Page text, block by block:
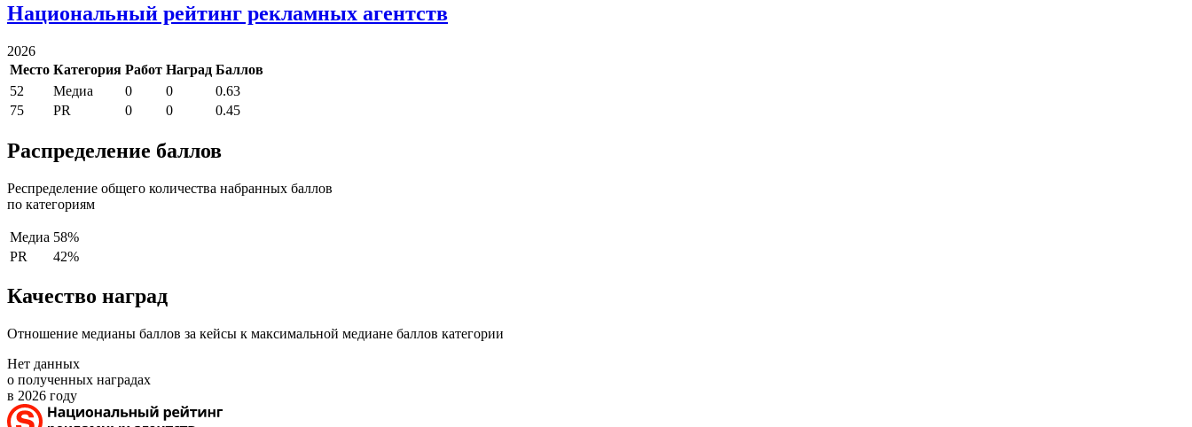
Национальный рейтинг рекламных агентств
2026
Место Категория Работ Наград Баллов
52
Медиа 0 0
0.63
75
PR 0 0 0.45
Распределение баллов
Респределение общего количества набранных баллов
по категориям
Медиа 58%
PR
42%
Качество наград
Отношение медианы баллов за кейсы к максимальной медиане баллов категории
Нет данных
о полученных наградах
в 2026 году